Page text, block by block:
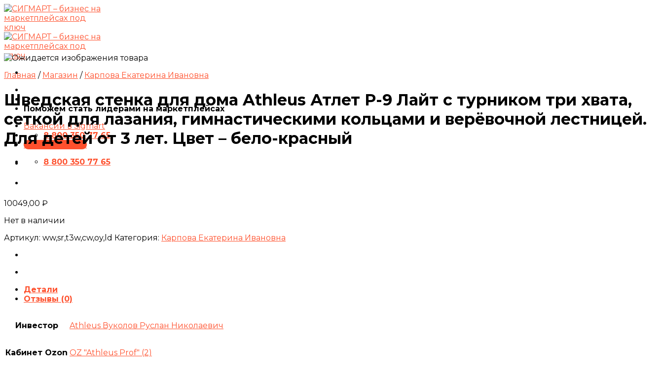
Skip
to
content
Поможем стать лидерами на маркетплейсах
Вакансии в Sigmart
8 800 350 77 65
ПРЕЗЕНТАЦИЯ
8 800 350 77 65
Главная / Магазин / Карпова Екатерина Ивановна
Шведская стенка для дома Athleus Атлет P-9 Лайт с турником три хвата,
сеткой для лазания, гимнастическими кольцами и верёвочной лестницей.
Для детей от 3 лет. Цвет – бело-красный
10049,00 ₽
Нет в наличии
Артикул: ww,sr,t3w,cw,oy,ld Категория: Карпова Екатерина Ивановна
Детали
Отзывы (0)
Инвестор Athleus Вуколов Руслан Николаевич
Кабинет Ozon OZ "Athleus Prof" (2)